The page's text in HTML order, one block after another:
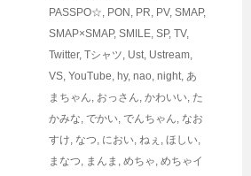
PASSPO☆, PON , PR, PV, SMAP,
SMAP×SMAP, SMILE, SP, TV,
Twitter, Tシャツ, Ust, Ustream,
VS, YouTube, hy, nao, night, あ
まちゃん, おっさん, かわいい, た
かみな, でかい, でんちゃん, なお
すけ, なつ, におい, ねぇ , ほしい,
まなつ, まんま , めちゃ, めちゃイ